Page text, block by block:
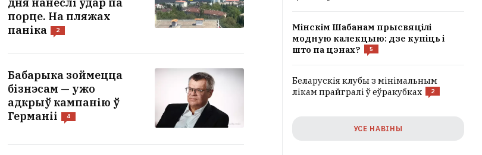
порце. На пляжах
паніка
2
Бабарыка зоймецца
бізнэсам — ужо
адкрыў кампанію ў
Германіі
4
Мінскім Шабанам прысвяцілі
модную калекцыю: дзе купіць і
што па цэнах?
5
Беларускія клубы з мінімальным
лікам прайгралі ў еўракубках
2
УСЕ НАВІНЫ